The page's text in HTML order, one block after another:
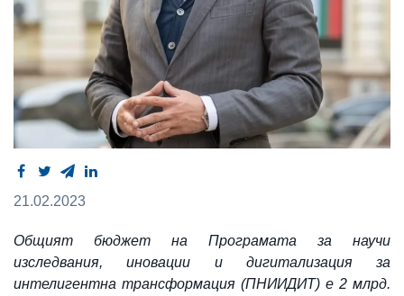
21.02.2023
Общият бюджет на Програмата за научи
изследвания, иновации и дигитализация за
интелигентна трансформация (ПНИИДИТ) е 2 млрд.